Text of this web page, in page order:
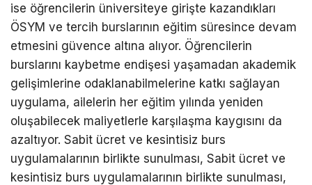
ise öğrencilerin üniversiteye girişte kazandıkları
ÖSYM ve tercih burslarının eğitim süresince devam
etmesini güvence altına alıyor. Öğrencilerin
burslarını kaybetme endişesi yaşamadan akademik
gelişimlerine odaklanabilmelerine katkı sağlayan
uygulama, ailelerin her eğitim yılında yeniden
oluşabilecek maliyetlerle karşılaşma kaygısını da
azaltıyor. Sabit ücret ve kesintisiz burs
uygulamalarının birlikte sunulması, Sabit ücret ve
kesintisiz burs uygulamalarının birlikte sunulması,